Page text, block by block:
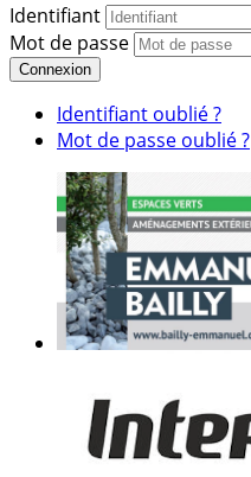
Identifiant
Mot de passe
Connexion
Identifiant oublié ?
Mot de passe oublié ?